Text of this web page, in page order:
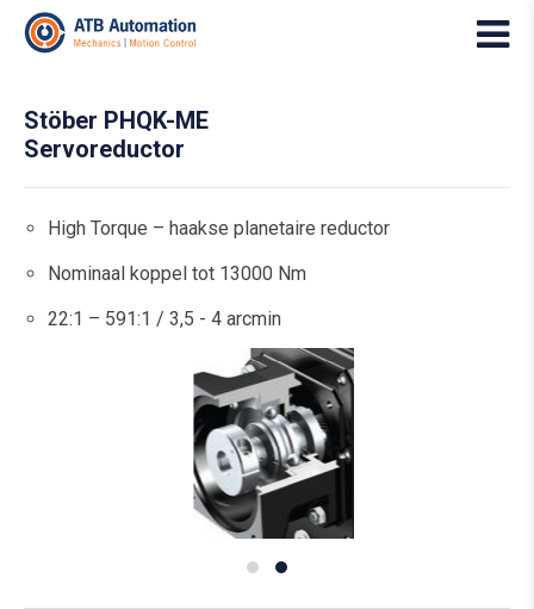
Stöber PHQK-ME
Servoreductor
High Torque – haakse planetaire reductor
Nominaal koppel tot 13000 Nm
22:1 – 591:1 / 3,5 - 4 arcmin